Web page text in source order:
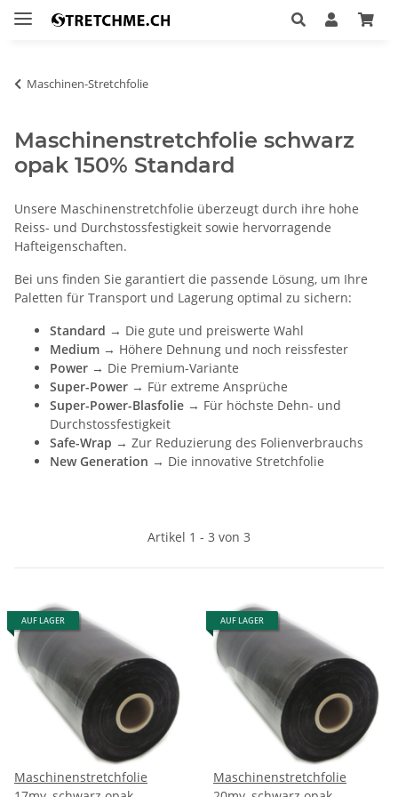
Maschinen-Stretchfolie
Maschinenstretchfolie schwarz
opak 150% Standard
Unsere Maschinenstretchfolie überzeugt durch ihre hohe
Reiss- und Durchstossfestigkeit sowie hervorragende
Hafteigenschaften.
Bei uns finden Sie garantiert die passende Lösung, um Ihre
Paletten für Transport und Lagerung optimal zu sichern:
Standard → Die gute und preiswerte Wahl
Medium → Höhere Dehnung und noch reissfester
Power → Die Premium-Variante
Super-Power → Für extreme Ansprüche
Super-Power-Blasfolie → Für höchste Dehn- und
Durchstossfestigkeit
Safe-Wrap → Zur Reduzierung des Folienverbrauchs
New Generation → Die innovative Stretchfolie
Artikel 1 - 3 von 3
AUF LAGER
Maschinenstretchfolie
AUF LAGER
Maschinenstretchfolie